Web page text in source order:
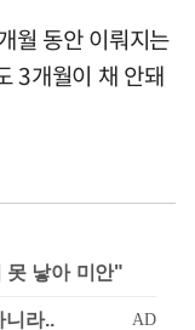
월 동안 이뤄지는
3개월이 채 안돼
낳아 미안"